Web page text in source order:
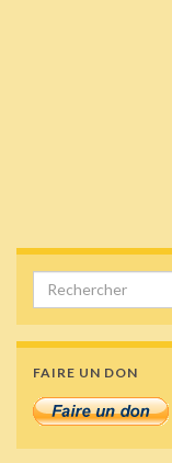
Search for:
FAIRE UN DON